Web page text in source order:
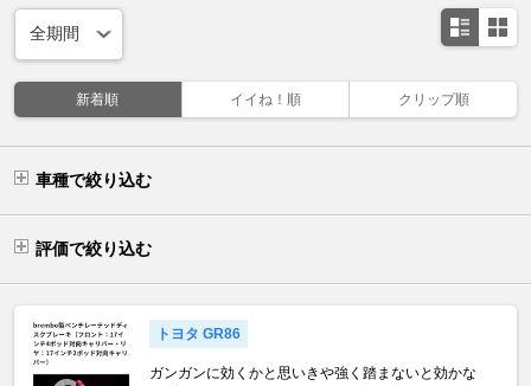
新着順 イイね！順 クリップ順
車種で絞り込む
評価で絞り込む
トヨタ GR86
ガンガンに効くかと思いきや強く踏まないと効かな